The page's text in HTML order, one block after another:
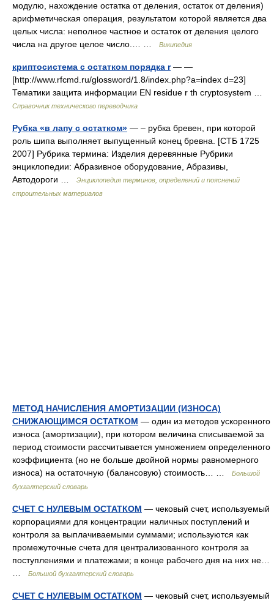
модулю, нахождение остатка от деления, остаток от деления)
арифметическая операция, результатом которой является два
целых числа: неполное частное и остаток от деления целого
числа на другое целое число.… …
Википедия
криптосистема с остатком порядка r— —
[http://www.rfcmd.ru/glossword/1.8/index.php?a=index d=23]
Тематики защита информации EN residue r th cryptosystem …
Справочник технического переводчика
Рубка «в лапу с остатком» — – рубка бревен, при которой
роль шипа выполняет выпущенный конец бревна. [СТБ 1725
2007] Рубрика термина: Изделия деревянные Рубрики
энциклопедии: Абразивное оборудование, Абразивы,
Автодороги …
Энциклопедия терминов, определений и пояснений
строительных материалов
МЕТОД НАЧИСЛЕНИЯ АМОРТИЗАЦИИ (ИЗНОСА)
СНИЖАЮЩИМСЯ ОСТАТКОМ — один из методов ускоренного
износа (амортизации), при котором величина списываемой за
период стоимости рассчитывается умножением определенного
коэффициента (но не больше двойной нормы равномерного
износа) на остаточную (балансовую) стоимость… …
Большой
бухгалтерский словарь
СЧЕТ С НУЛЕВЫМ ОСТАТКОМ — чековый счет, используемый
корпорациями для концентрации наличных поступлений и
контроля за выплачиваемыми суммами; используются как
промежуточные счета для централизованного контроля за
поступлениями и платежами; в конце рабочего дня на них не…
Большой бухгалтерский словарь
СЧЕТ С НУЛЕВЫМ ОСТАТКОМ — чековый счет, используемый